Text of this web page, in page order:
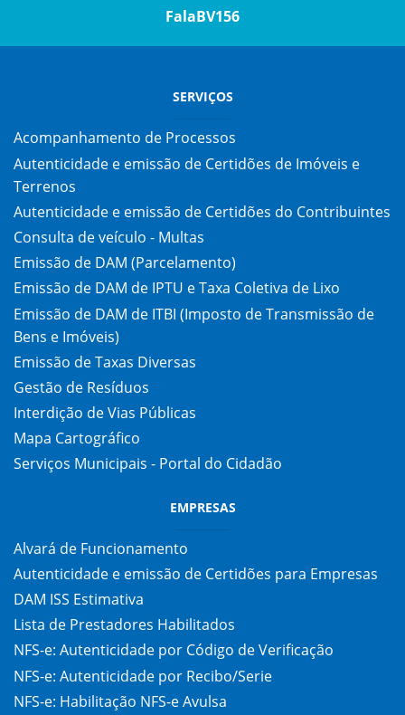
FalaBV156
SERVIÇOS
Acompanhamento de Processos
Autenticidade e emissão de Certidões de Imóveis e
Terrenos
Autenticidade e emissão de Certidões do Contribuintes
Consulta de veículo - Multas
Emissão de DAM (Parcelamento)
Emissão de DAM de IPTU e Taxa Coletiva de Lixo
Emissão de DAM de ITBI (Imposto de Transmissão de
Bens e Imóveis)
Emissão de Taxas Diversas
Gestão de Resíduos
Interdição de Vias Públicas
Mapa Cartográfico
Serviços Municipais - Portal do Cidadão
EMPRESAS
Alvará de Funcionamento
Autenticidade e emissão de Certidões para Empresas
DAM ISS Estimativa
Lista de Prestadores Habilitados
NFS-e: Autenticidade por Código de Verificação
NFS-e: Autenticidade por Recibo/Serie
NFS-e: Habilitação NFS-e Avulsa